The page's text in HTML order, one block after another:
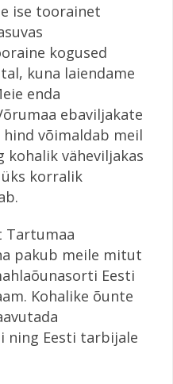
ise toorainet
kogused
kuna laiendame
enda
ebaviljakate
võimaldab meil
väheviljakas
korralik
Tartumaa
pakub meile mitut
Eesti
Kohalike õunte
ning Eesti tarbijale